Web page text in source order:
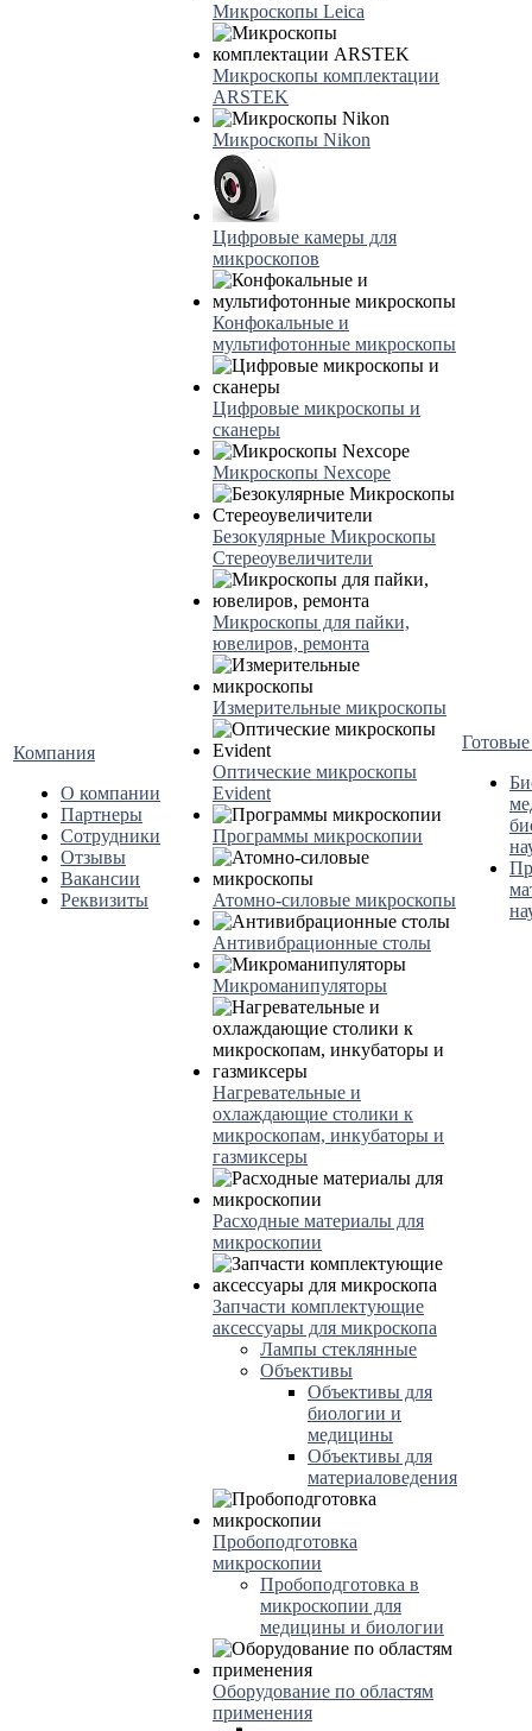
Компания
О компании
Партнеры
Сотрудники
Отзывы
Вакансии
Реквизиты
Микроскопы Leica
Микроскопы комплектации
ARSTEK
Микроскопы Nikon
Цифровые камеры для
микроскопов
Конфокальные и
мультифотонные микроскопы
Цифровые микроскопы и
сканеры
Микроскопы Nexcope
Безокулярные Микроскопы
Стереоувеличители
Микроскопы для пайки,
ювелиров, ремонта
Измерительные микроскопы
Оптические микроскопы
Evident
Программы микроскопии
Атомно-силовые микроскопы
Антивибрационные столы
Микроманипуляторы
Нагревательные и
охлаждающие столики к
микроскопам, инкубаторы и
газмиксеры
Расходные материалы для
микроскопии
Запчасти комплектующие
аксессуары для микроскопа
Лампы стеклянные
Объективы
Объективы для
биологии и
медицины
Объективы для
материаловедения
Пробоподготовка
микроскопии
Пробоподготовка в
микроскопии для
медицины и биологии
Оборудование по областям
применения